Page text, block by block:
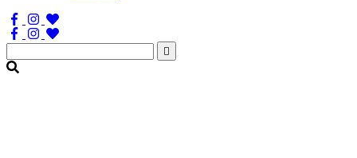
Søg
efter: